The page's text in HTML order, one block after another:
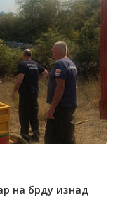
на брду изнад